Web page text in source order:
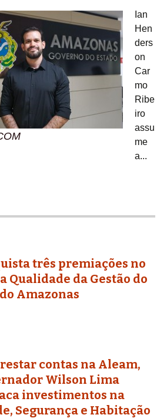
Ian
Hen
ders
on
Car
mo
Ribe
iro
assu
me
a...
três premiações no
Qualidade da Gestão do
Amazonas
contas na Aleam,
Wilson Lima
investimentos na
Segurança e Habitação